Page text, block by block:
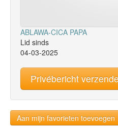
ABLAWA-CICA PAPA
Lid sinds
04-03-2025
Privébericht
Aan mijn favorieten toevoegen